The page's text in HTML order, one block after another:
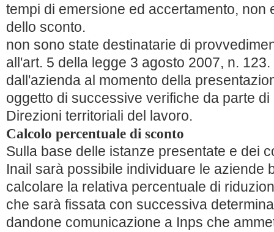
tempi di emersione ed accertamento, non
dello sconto.
non sono state destinatarie di
all'art. 5 della legge 3 agosto 2007, n.
dall'azienda al momento della
oggetto di successive verifiche da parte
Direzioni territoriali del lavoro.
Calcolo percentuale di sconto
Sulla base delle istanze presentate e dei
Inail sarà possibile individuare le aziende
calcolare la relativa percentuale di
che sarà fissata con successiva
dandone comunicazione a Inps che